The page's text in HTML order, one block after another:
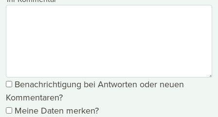
Benachrichtigung bei Antworten oder neuen
Kommentaren?
Meine Daten merken?